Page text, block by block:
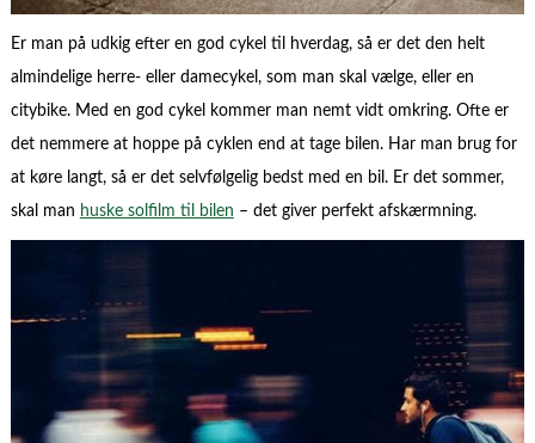
Er man på udkig efter en god cykel til hverdag, så er det den helt
almindelige herre- eller damecykel, som man skal vælge, eller en
citybike. Med en god cykel kommer man nemt vidt omkring. Ofte er
det nemmere at hoppe på cyklen end at tage bilen. Har man brug for
at køre langt, så er det selvfølgelig bedst med en bil. Er det sommer,
skal man huske solfilm til bilen – det giver perfekt afskærmning.